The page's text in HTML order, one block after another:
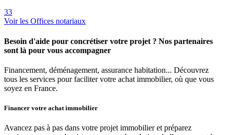
33
Voir les Offices notariaux
Besoin d'aide pour concrétiser votre projet ? Nos partenaires
sont là pour vous accompagner
Financement, déménagement, assurance habitation... Découvrez
tous les services pour faciliter votre achat immobilier, où que vous
soyez en France.
Financer votre achat immobilier
Avancez pas à pas dans votre projet immobilier et préparez